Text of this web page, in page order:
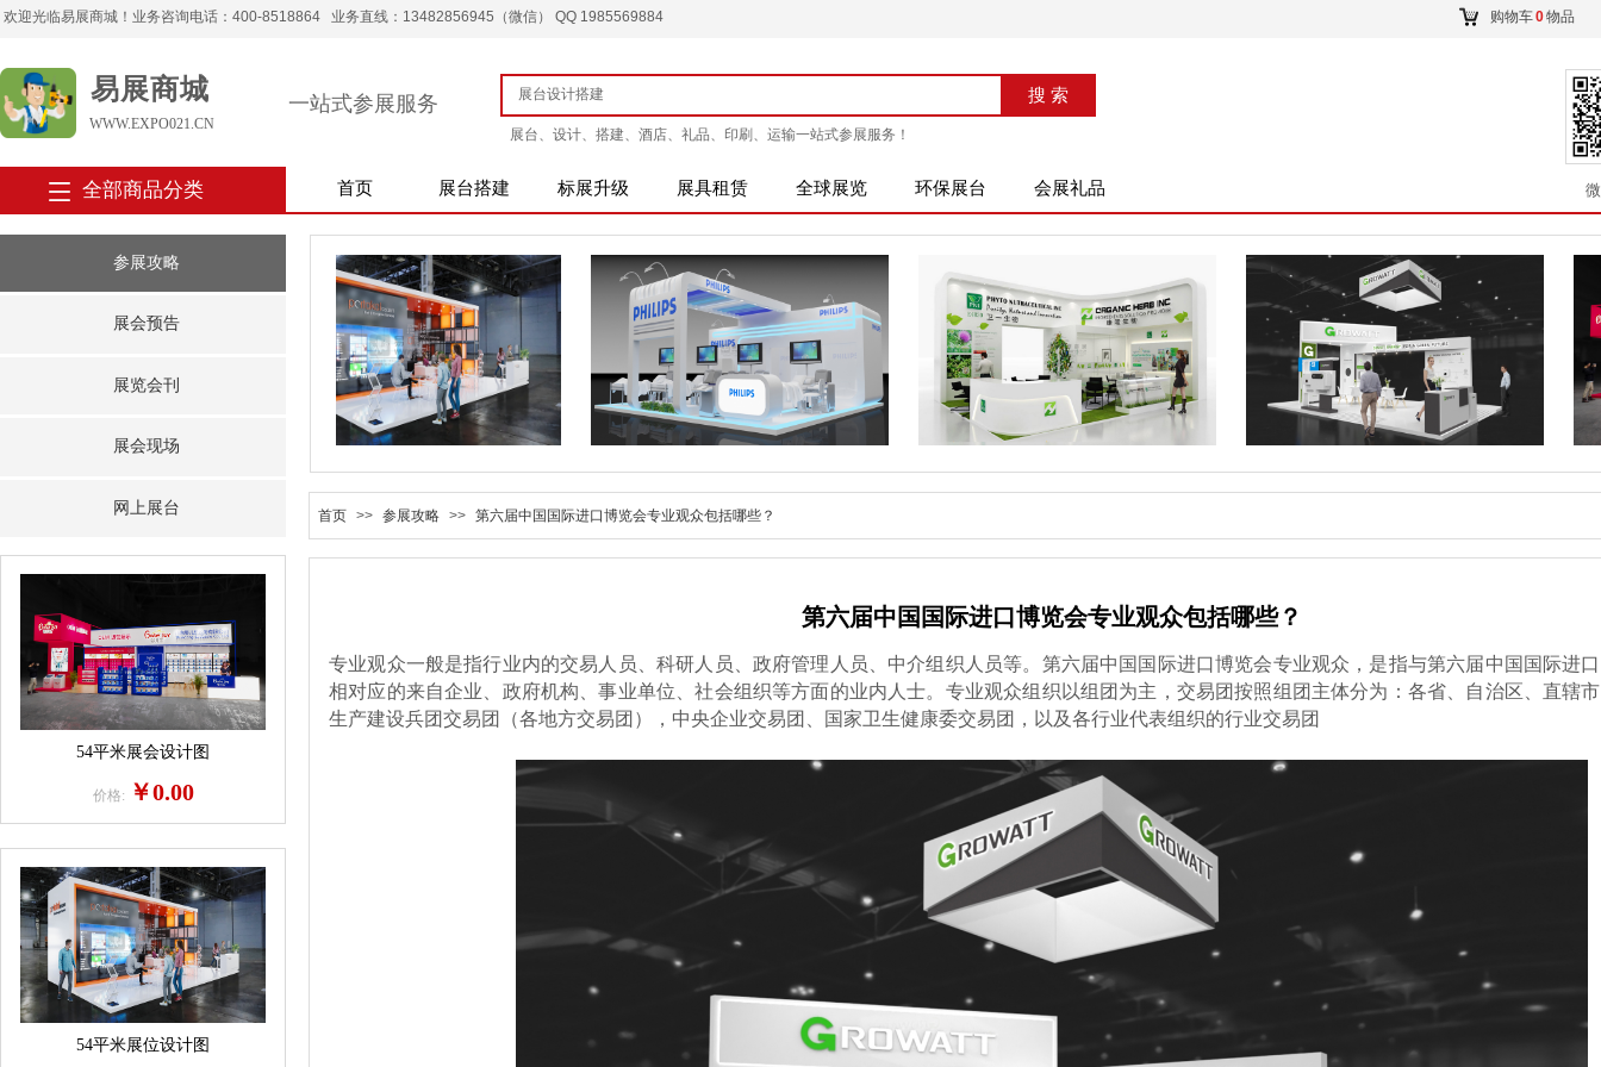
购物车0物品
欢迎光临易展商城！业务咨询电话：400-8518864 业务直线：13482856945（微信） QQ 1985569884
WWW.EXPO021.CN
易展商城 一站式参展服务 搜 索
搜索
展台、设计、搭建、酒店、礼品、印刷、运输一站式参展服务！
首页 展台搭建 标展升级 展具租赁 全球展览 环保展台 会展礼品
全部商品分类
参展攻略
展会预告
展览会刊
展会现场
网上展台 首页 >> 参展攻略 >> 第六届中国国际进口博览会专业观众包括哪些？
54平米展会设计图
价格: ￥0.00
54平米展位设计图
第六届中国国际进口博览会专业观众包括哪些？
专业观众一般是指行业内的交易人员、科研人员、政府管理人员、中介组织人员等。第六届中国国际进口博览会专业观众，是指与第六届中国国际进
相对应的来自企业、政府机构、事业单位、社会组织等方面的业内人士。 专业观众组织以组团为主，交易团按照组团主体分为：各省、自治区、直辖
生产建设兵团交易团（各地方交易团），中央企业交易团、国家卫生健康委交易团，以及各行业代表组织的行业交易团